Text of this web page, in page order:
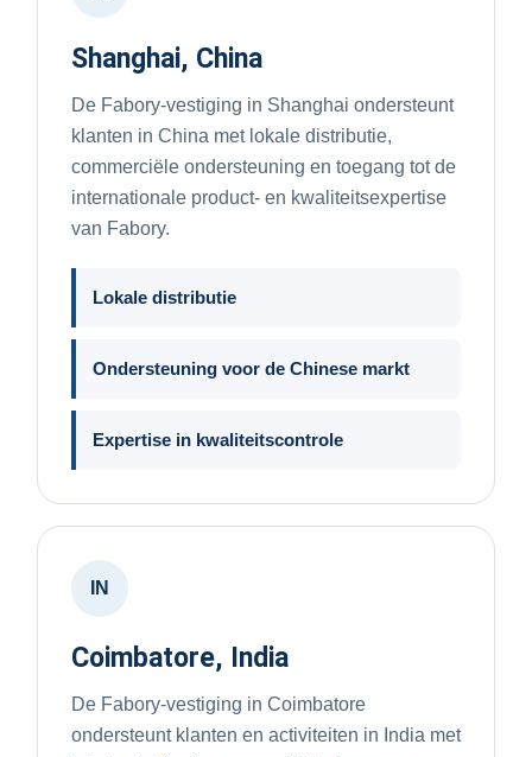
Shanghai, China
De Fabory-vestiging in Shanghai ondersteunt
klanten in China met lokale distributie,
commerciële ondersteuning en toegang tot de
internationale product- en kwaliteitsexpertise
van Fabory.
Lokale distributie
Ondersteuning voor de Chinese markt
Expertise in kwaliteitscontrole
IN
Coimbatore, India
De Fabory-vestiging in Coimbatore
ondersteunt klanten en activiteiten in India met